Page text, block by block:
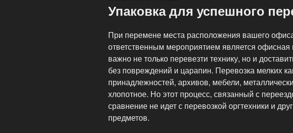
Упаковка для успешного
При перемене места расположения вашего
ответственным мероприятием является офисная
важно не только перевезти технику, но и
без повреждений и царапин. Перевозка мелких
принадлежностей, архивов, мебели,
хлопотное. Но этот процесс, связанный с
сравнение не идет с перевозкой оргтехники и
предметов.